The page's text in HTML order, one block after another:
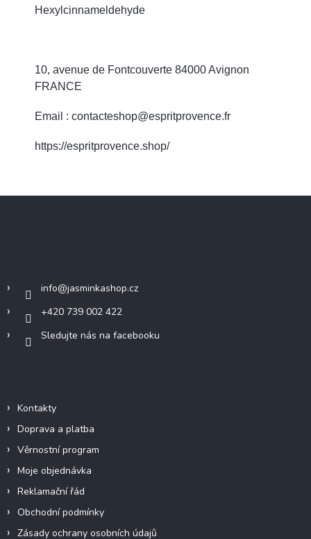
Hexylcinnameldehyde
10, avenue de Fontcouverte 84000 Avignon
FRANCE
Email : contacteshop@espritprovence.fr
https://espritprovence.shop/
info@jasminkashop.cz
+420 739 002 422
Sledujte nás na facebooku
Kontakty
Doprava a platba
Věrnostní program
Moje objednávka
Reklamační řád
Obchodní podmínky
Zásady ochrany osobních údajů